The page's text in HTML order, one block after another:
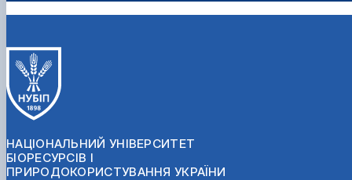
НАЦІОНАЛЬНИЙ УНІВЕРСИТЕТ
БІОРЕСУРСІВ І
ПРИРОДОКОРИСТУВАННЯ УКРАЇНИ